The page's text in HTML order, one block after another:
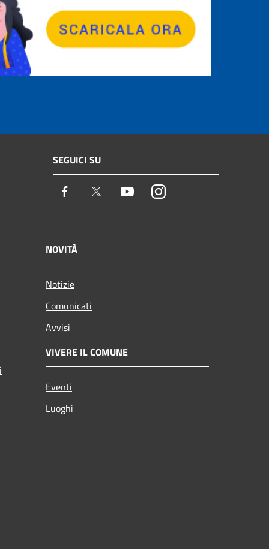
SEGUICI SU
Facebook Twitter YoutubeInstagram
NOVITÀ
Notizie
Comunicati
Avvisi
VIVERE IL COMUNE
Eventi
Luoghi